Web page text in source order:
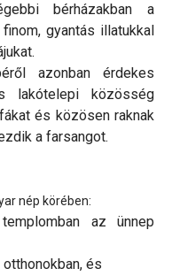
bérházakban a
gyantás illatukkal
azonban érdekes
lakótelepi közösség
és közösen raknak
a farsangot.
nép körében:
az ünnep
és